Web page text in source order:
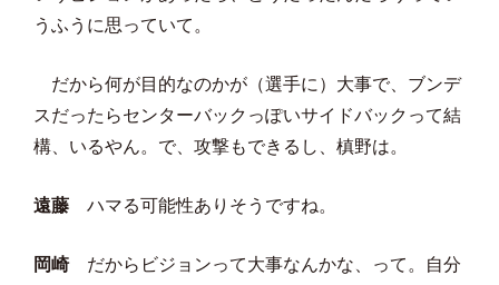
うふうに思っていて。
だから何が目的なのかが（選手に）大事で、ブンデ
スだったらセンターバックっぽいサイドバックって結
構、いるやん。で、攻撃もできるし、槙野は。
遠藤 ハマる可能性ありそうですね。
岡崎 だからビジョンって大事なんかな、って。自分